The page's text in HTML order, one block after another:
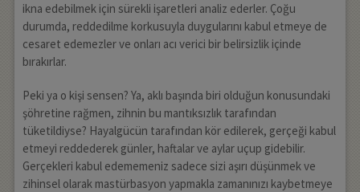
ikna edebilmek için sürekli işaretleri analiz ederler. Çoğu
durumda, reddedilme korkusuyla duygularını kabul etmeye de
cesaret edemezler ve onları acı verici bir belirsizlik içinde
bırakırlar.
Peki ya o kişi sensen? Ya, aklı başında biri olduğun konusundaki
şöhretine rağmen, zihnin bu mantıksızlık tarafından
tüketildiyse? Hayalgücün tarafından kör edilerek, gerçeği kabul
etmeyi reddederek günler, haftalar ve aylar uçup gidebilir.
Gerçekleri kabul edememeniz sadece sizi aşırı düşünmek ve
zihinsel olarak mastürbasyon yapmakla zamanınızı kaybetmeye